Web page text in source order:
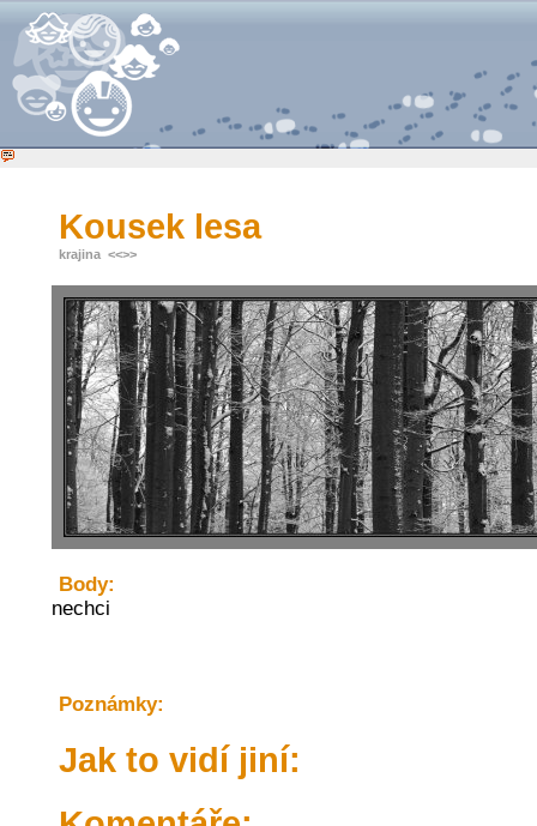
Kousek lesa
krajina <<>>
Body:
nechci
Poznámky:
Jak to vidí jiní: